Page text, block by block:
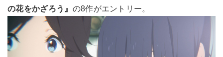
の花をかざろう』 の8作がエントリー。